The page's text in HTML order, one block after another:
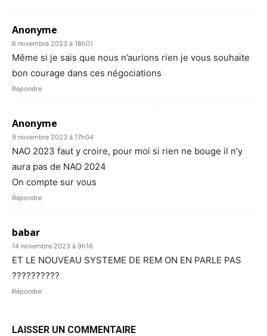
Anonyme
6 novembre 2023 à 18h01
Même si je sais que nous n’aurions rien je vous souhaite
bon courage dans ces négociations
Répondre
Anonyme
9 novembre 2023 à 17h04
NAO 2023 faut y croire, pour moi si rien ne bouge il n’y
aura pas de NAO 2024
On compte sur vous
Répondre
babar
14 novembre 2023 à 9h16
ET LE NOUVEAU SYSTEME DE REM ON EN PARLE PAS
??????????
Répondre
LAISSER UN COMMENTAIRE